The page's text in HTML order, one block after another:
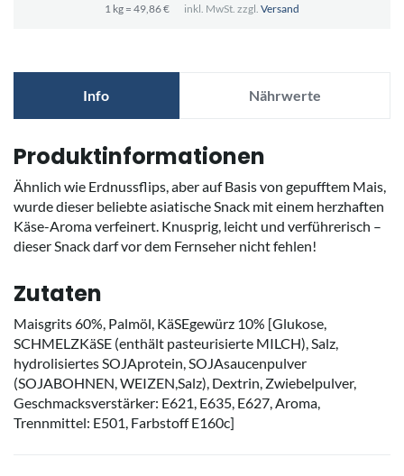
1 kg = 49,86 € inkl. MwSt. zzgl. Versand
Info Nährwerte
Produktinformationen
Ähnlich wie Erdnussflips, aber auf Basis von gepufftem Mais,
wurde dieser beliebte asiatische Snack mit einem herzhaften
Käse-Aroma verfeinert. Knusprig, leicht und verführerisch –
dieser Snack darf vor dem Fernseher nicht fehlen!
Zutaten
Maisgrits 60%, Palmöl, KäSEgewürz 10% [Glukose,
SCHMELZKäSE (enthält pasteurisierte MILCH), Salz,
hydrolisiertes SOJAprotein, SOJAsaucenpulver
(SOJABOHNEN, WEIZEN,Salz), Dextrin, Zwiebelpulver,
Geschmacksverstärker: E621, E635, E627, Aroma,
Trennmittel: E501, Farbstoff E160c]